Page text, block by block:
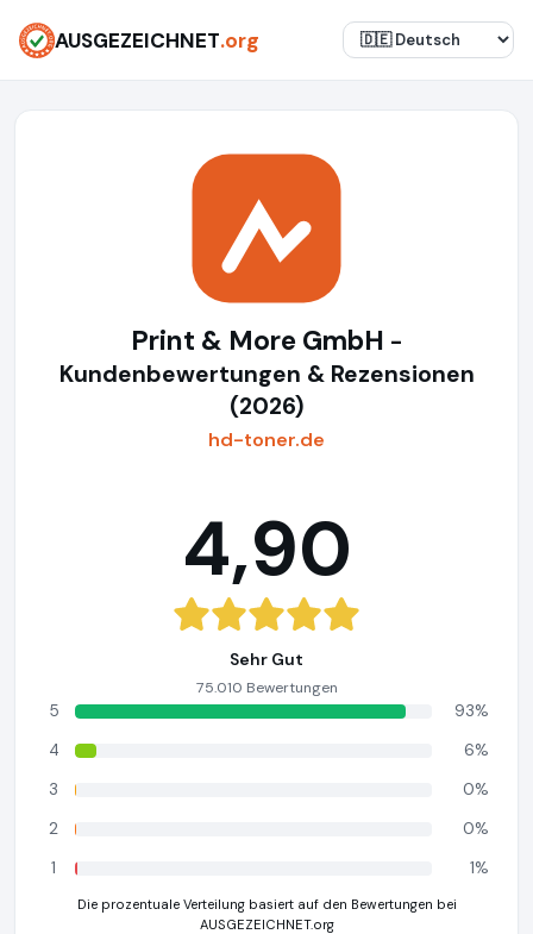
AUSGEZEICHNET.org
Print & More GmbH -
Kundenbewertungen & Rezensionen
(2026)
hd-toner.de
4,90
Sehr Gut
75.010 Bewertungen
5
93%
4
6%
3
0%
2
0%
1
1%
Die prozentuale Verteilung basiert auf den Bewertungen bei
AUSGEZEICHNET.org